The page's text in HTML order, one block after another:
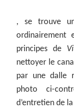
, se trouve
ordinairement
principes de
nettoyer le
par une dalle
photo ci-
d’entretien de la